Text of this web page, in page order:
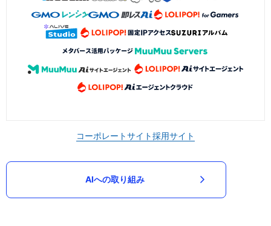
コーポレートサイト採用サイト
AIへの取り組み